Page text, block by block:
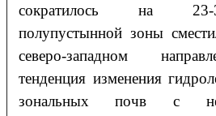
сократилось на 23-
полупустынной зоны
северо-западном
тенденция изменения
зональных почв с